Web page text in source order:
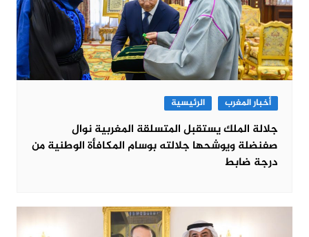
أخبار المغرب الرئيسية
جلالة الملك يستقبل المتسلقة المغربية نوال
صفنضلة ويوشحها جلالته بوسام المكافأة الوطنية من
درجة ضابط